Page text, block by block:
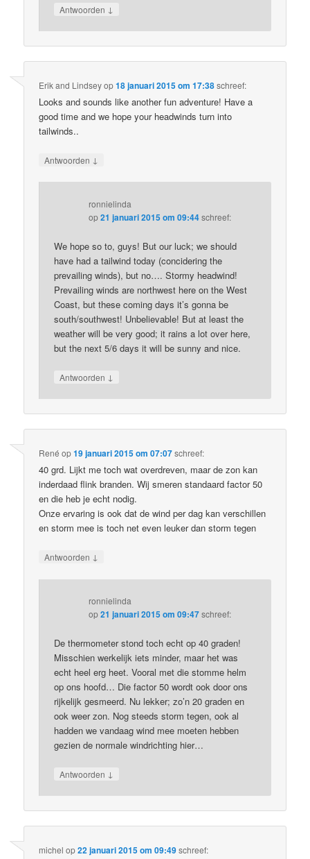
Antwoorden ↓
Erik and Lindseyop18 januari 2015 om 17:38schreef:
Looks and sounds like another fun adventure! Have a
good time and we hope your headwinds turn into
tailwinds..
Antwoorden ↓
ronnielinda
op21 januari 2015 om 09:44schreef:
We hope so to, guys! But our luck; we should
have had a tailwind today (concidering the
prevailing winds), but no…. Stormy headwind!
Prevailing winds are northwest here on the West
Coast, but these coming days it’s gonna be
south/southwest! Unbelievable! But at least the
weather will be very good; it rains a lot over here,
but the next 5/6 days it will be sunny and nice.
Antwoorden ↓
René op19 januari 2015 om 07:07schreef:
40 grd. Lijkt me toch wat overdreven, maar de zon kan
inderdaad flink branden. Wij smeren standaard factor 50
en die heb je echt nodig.
Onze ervaring is ook dat de wind per dag kan verschillen
en storm mee is toch net even leuker dan storm tegen
Antwoorden ↓
ronnielinda
op21 januari 2015 om 09:47schreef:
De thermometer stond toch echt op 40 graden!
Misschien werkelijk iets minder, maar het was
echt heel erg heet. Vooral met die stomme helm
op ons hoofd… Die factor 50 wordt ook door ons
rijkelijk gesmeerd. Nu lekker; zo’n 20 graden en
ook weer zon. Nog steeds storm tegen, ook al
hadden we vandaag wind mee moeten hebben
gezien de normale windrichting hier…
Antwoorden ↓
michel op22 januari 2015 om 09:49schreef: